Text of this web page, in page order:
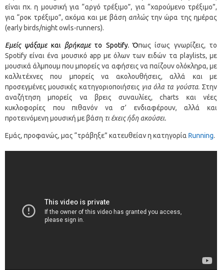
είναι πχ. η μουσική για “αργό τρέξιμο”, για “χαρούμενο τρέξιμο”,
για “ροκ τρέξιμο”, ακόμα και με βάση απλώςτην ώρα της ημέρας
(early birds/night owls-runners).
Εμείς ψάξαμεκαι βρήκαμετο Spotify. Όπως ίσως γνωρίζεις, το
Spotify είναι ένα μουσικό app με όλων των ειδών τα playlists, με
μουσικά άλμπουμ που μπορείς να αφήσεις να παίζουν ολόκληρα, με
καλλιτέχνες που μπορείς να ακολουθήσεις, αλλά και με
προσεγμένες μουσικές κατηγοριοποιήσεις για όλα τα γούστα. Στην
αναζήτηση μπορείς να βρεις συναυλίες, charts και νέες
κυκλοφορίες που πιθανόν να σ’ ενδιαφέρουν, αλλά και
προτεινόμενη μουσική με βάση τι έχεις ήδη ακούσει.
Εμάς, προφανώς, μας “τράβηξε” κατευθείαν η κατηγορία Running.